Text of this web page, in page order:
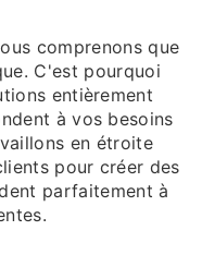
comprenons que
C'est pourquoi
entièrement
à vos besoins
en étroite
pour créer des
parfaitement à